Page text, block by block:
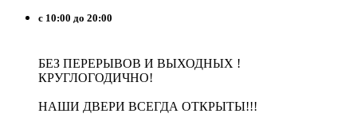
с 10:00 до 20:00
БЕЗ ПЕРЕРЫВОВ И ВЫХОДНЫХ !
КРУГЛОГОДИЧНО!
НАШИ ДВЕРИ ВСЕГДА ОТКРЫТЫ!!!